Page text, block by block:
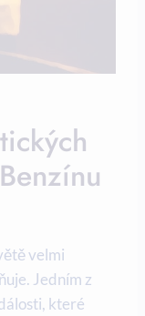
velmi
Jedním z
které